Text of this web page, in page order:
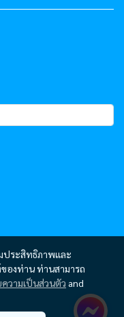
ประสิทธิภาพและ
องท่าน ท่านสามารถ
วามเป็นส่วนตัว and